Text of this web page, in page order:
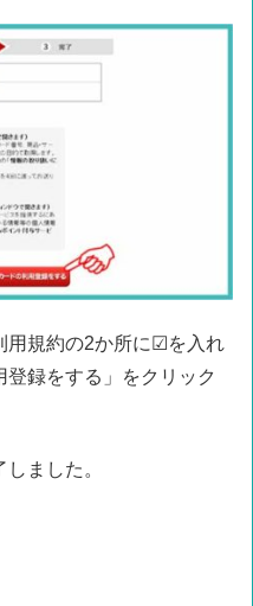
用規約の2か所に☑を入れ
録をする」をクリック
ました。